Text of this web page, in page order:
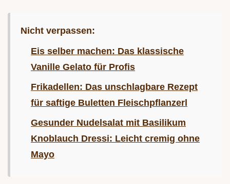
Nicht verpassen:
Eis selber machen: Das klassische
Vanille Gelato für Profis
Frikadellen: Das unschlagbare Rezept
für saftige Buletten Fleischpflanzerl
Gesunder Nudelsalat mit Basilikum
Knoblauch Dressi: Leicht cremig ohne
Mayo